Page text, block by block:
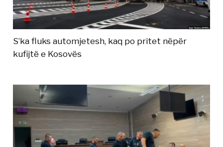
S’ka fluks automjetesh, kaq po pritet nëpër
kufijtë e Kosovës